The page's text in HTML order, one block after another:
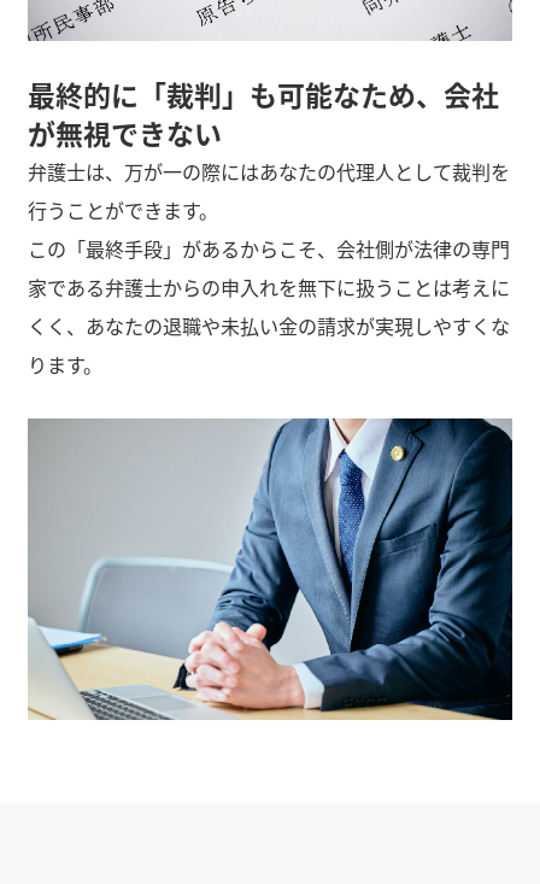
最終的に「裁判」も可能なため、会社
が無視できない
弁護士は、万が一の際にはあなたの代理人として裁判を
行うことができます。
この「最終手段」があるからこそ、会社側が法律の専門
家である弁護士からの申入れを無下に扱うことは考えに
くく、あなたの退職や未払い金の請求が実現しやすくな
ります。